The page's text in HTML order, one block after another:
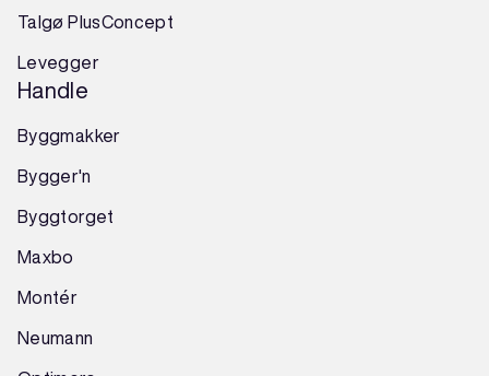
Talgø PlusConcept
Levegger
Handle
Byggmakker
Bygger'n
Byggtorget
Maxbo
Montér
Neumann